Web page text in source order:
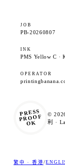
JOB
PB-20260807
INK
PMS Yellow C ·
OPERATOR
PRESS
PROOF
OK
©
利 ·
繁中 · 香港/